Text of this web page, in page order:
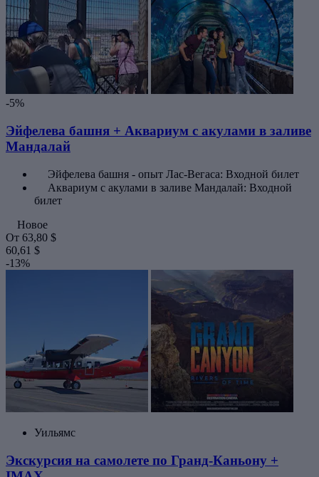
-5%
Эйфелева башня + Аквариум с акулами в заливе
Мандалай
Эйфелева башня - опыт Лас-Вегаса: Входной билет
Аквариум с акулами в заливе Мандалай: Входной
билет
Новое
От 63,80 $
60,61 $
-13%
Уильямс
Экскурсия на самолете по Гранд-Каньону +